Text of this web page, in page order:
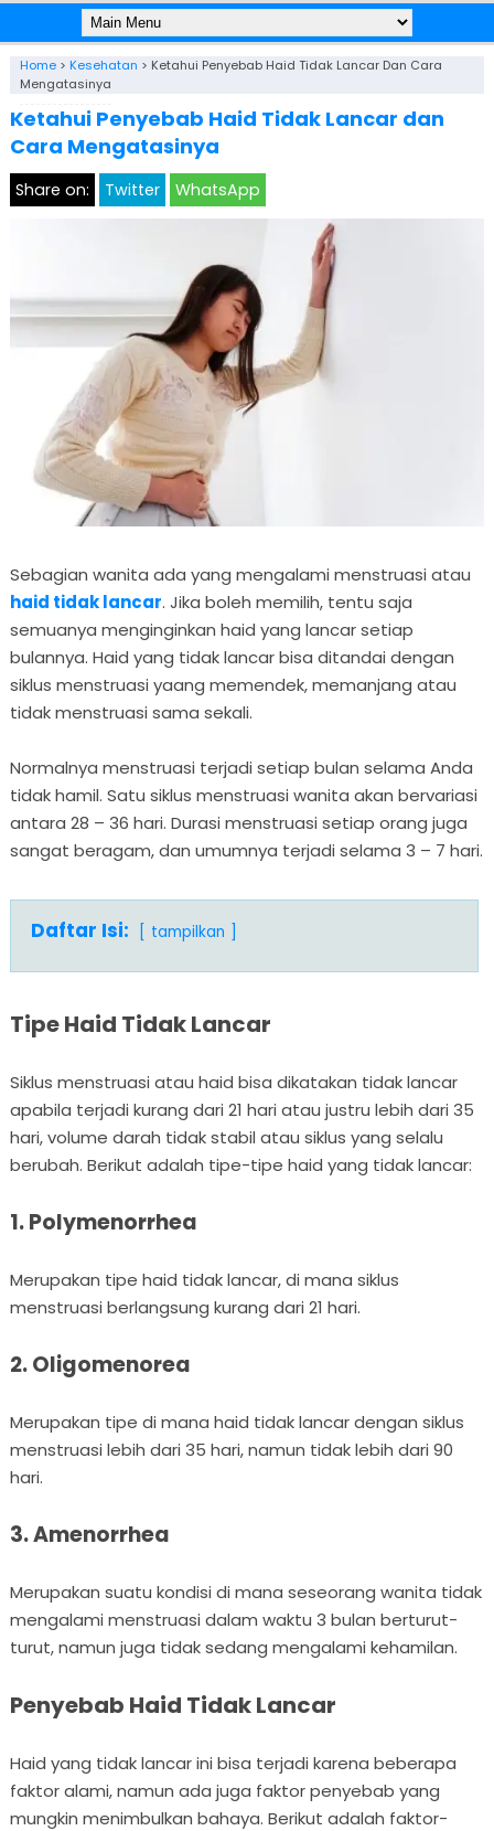
Home> Kesehatan > Ketahui Penyebab Haid Tidak Lancar Dan Cara
Mengatasinya
Ketahui Penyebab Haid Tidak Lancar dan
Cara Mengatasinya
Share on: Twitter WhatsApp
Sebagian wanita ada yang mengalami menstruasi atau
haid tidak lancar. Jika boleh memilih, tentu saja
semuanya menginginkan haid yang lancar setiap
bulannya. Haid yang tidak lancar bisa ditandai dengan
siklus menstruasi yaang memendek, memanjang atau
tidak menstruasi sama sekali.
Normalnya menstruasi terjadi setiap bulan selama Anda
tidak hamil. Satu siklus menstruasi wanita akan bervariasi
antara 28 – 36 hari. Durasi menstruasi setiap orang juga
sangat beragam, dan umumnya terjadi selama 3 – 7 hari.
Daftar Isi: tampilkan
Tipe Haid Tidak Lancar
Siklus menstruasi atau haid bisa dikatakan tidak lancar
apabila terjadi kurang dari 21 hari atau justru lebih dari 35
hari, volume darah tidak stabil atau siklus yang selalu
berubah. Berikut adalah tipe-tipe haid yang tidak lancar:
1. Polymenorrhea
Merupakan tipe haid tidak lancar, di mana siklus
menstruasi berlangsung kurang dari 21 hari.
2. Oligomenorea
Merupakan tipe di mana haid tidak lancar dengan siklus
menstruasi lebih dari 35 hari, namun tidak lebih dari 90
hari.
3. Amenorrhea
Merupakan suatu kondisi di mana seseorang wanita tidak
mengalami menstruasi dalam waktu 3 bulan berturut-
turut, namun juga tidak sedang mengalami kehamilan.
Penyebab Haid Tidak Lancar
Haid yang tidak lancar ini bisa terjadi karena beberapa
faktor alami, namun ada juga faktor penyebab yang
mungkin menimbulkan bahaya. Berikut adalah faktor-